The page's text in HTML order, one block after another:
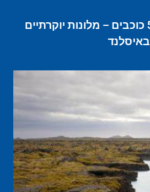
מלונות באיסלנד 5 כוכבים – מלונות יוקרתיים
באיסלנד